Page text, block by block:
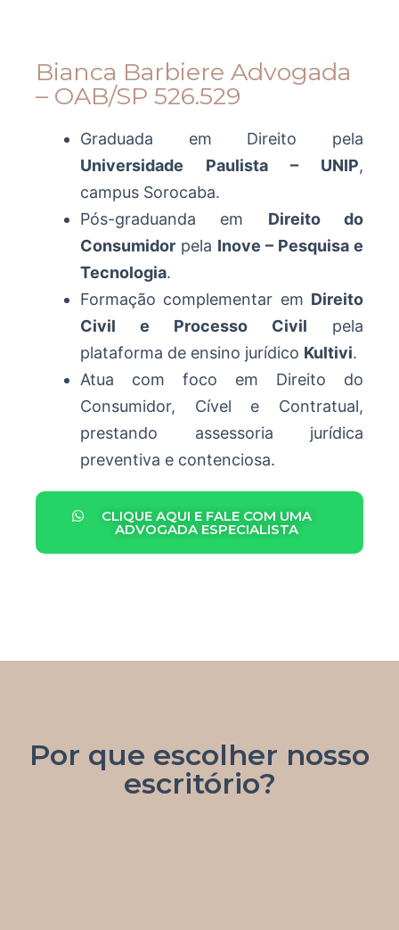
Bianca Barbiere Advogada
– OAB/SP 526.529
Graduada em Direito pela
Universidade Paulista – UNIP,
campus Sorocaba.
Pós-graduanda em Direito do
Consumidor pela Inove – Pesquisa e
Tecnologia.
Formação complementar em Direito
Civil e Processo Civil pela
plataforma de ensino jurídico Kultivi.
Atua com foco em Direito do
Consumidor, Cível e Contratual,
prestando assessoria jurídica
preventiva e contenciosa.
CLIQUE AQUI E FALE COM UMA
ADVOGADA ESPECIALISTA
Por que escolher nosso
escritório?